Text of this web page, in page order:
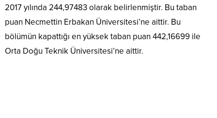
2017 yılında 244,97483 olarak belirlenmiştir. Bu taban
puan Necmettin Erbakan Üniversitesi’ne aittir. Bu
bölümün kapattığı en yüksek taban puan 442,16699 ile
Orta Doğu Teknik Üniversitesi’ne aittir.